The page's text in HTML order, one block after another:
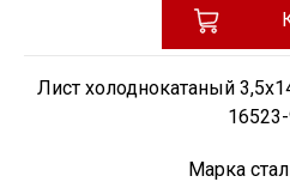
Лист холоднокатаный
Марка